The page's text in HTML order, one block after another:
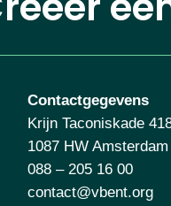
Contactgegevens
Krijn Taconiskade
1087 HW Amsterdam
088 – 205 16 00
contact@vbent.org